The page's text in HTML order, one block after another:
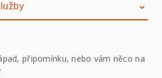
připomínku, nebo vám něco na